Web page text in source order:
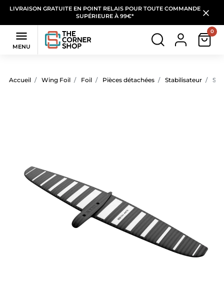
LIVRAISON GRATUITE EN POINT RELAIS POUR TOUTE COMMANDE
SUPÉRIEURE À 99€*

MENU
0
Accueil Wing Foil Foil Pièces détachées Stabilisateur